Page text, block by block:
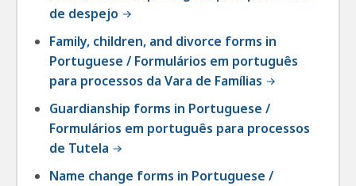
de despejo
Family, children, and divorce forms in
Portuguese / Formulários em português
para processos da Vara de Famílias
Guardianship forms in Portuguese /
Formulários em português para processos
de Tutela
Name change forms in Portuguese /